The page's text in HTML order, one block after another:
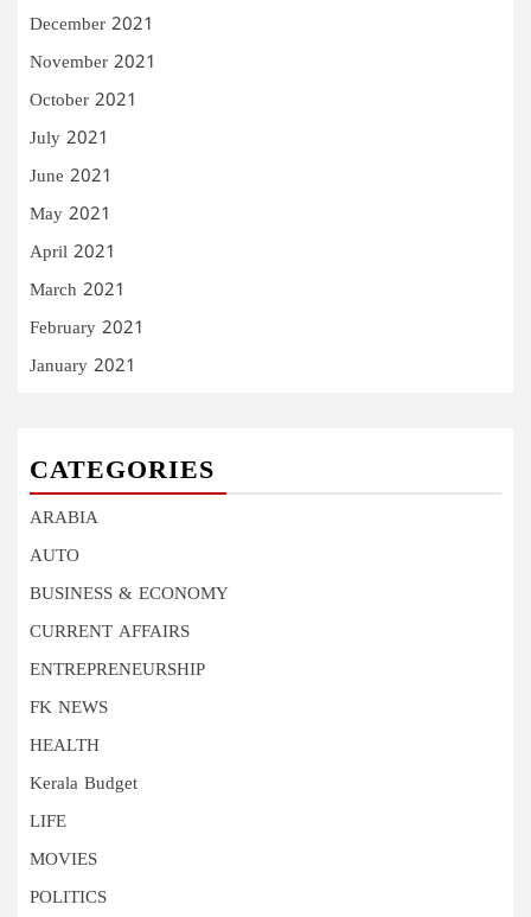
December 2021
November 2021
October 2021
July 2021
June 2021
May 2021
April 2021
March 2021
February 2021
January 2021
CATEGORIES
ARABIA
AUTO
BUSINESS & ECONOMY
CURRENT AFFAIRS
ENTREPRENEURSHIP
FK NEWS
HEALTH
Kerala Budget
LIFE
MOVIES
POLITICS